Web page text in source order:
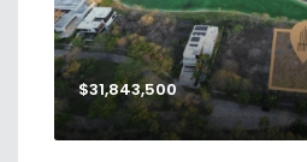
$31,843,500